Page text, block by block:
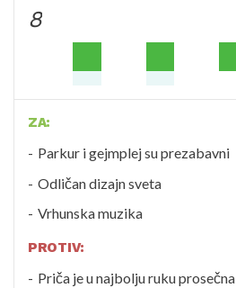
8
ZA:
Parkur i gejmplej su prezabavni
Odličan dizajn sveta
Vrhunska muzika
PROTIV:
Priča je u najbolju ruku prosečna